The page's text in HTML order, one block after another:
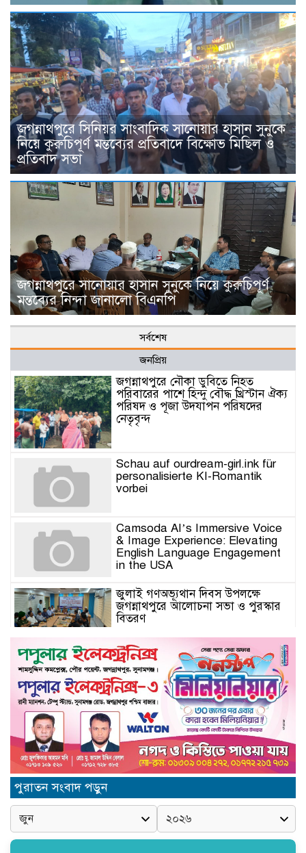
জগন্নাথপুরে সিনিয়র সাংবাদিক সানোয়ার হাসান সুনুকে
নিয়ে কুরুচিপূর্ণ মন্তব্যের প্রতিবাদে বিক্ষোভ মিছিল ও
প্রতিবাদ সভা
জগন্নাথপুরে সানোয়ার হাসান সুনুকে নিয়ে কুরুচিপূর্ণ
মন্তব্যের নিন্দা জানালো বিএনপি
সর্বশেষ
জনপ্রিয়
জগন্নাথপুরে নৌকা ডুবিতে নিহত
পরিবারের পাশে হিন্দু বৌদ্ধ খ্রিস্টান ঐক্য
পরিষদ ও পূজা উদযাপন পরিষদের
নেতৃবৃন্দ
Schau auf ourdream-girl.ink für
personalisierte KI-Romantik
vorbei
Camsoda AI’s Immersive Voice
& Image Experience: Elevating
English Language Engagement
in the USA
জুলাই গণঅভ্যূথান দিবস উপলক্ষে
জগন্নাথপুরে আলোচনা সভা ও পুরস্কার
বিতরণ
যুক্তরাজ্যে মতবিনিময়সভায় এমপি
কয়ছর এম আহমেদ: জগন্নাথপুর-
শান্তিগঞ্জ আর কখনো অবহেলিত থাকবে
না
Come l’AI in Conversazione
Golove Mantiene Risposte
Naturali e Rapide
সিলেট শিক্ষা বোর্ডের নতুন চেয়ারম্যান
জগন্নাথপুরে সিনিয়র সাংবাদিক
পুরাতন সংবাদ পড়ুন